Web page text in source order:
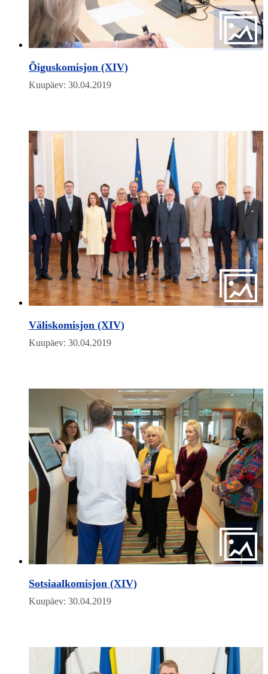
Õiguskomisjon (XIV)
Kuupäev: 30.04.2019
Väliskomisjon (XIV)
Kuupäev: 30.04.2019
Sotsiaalkomisjon (XIV)
Kuupäev: 30.04.2019